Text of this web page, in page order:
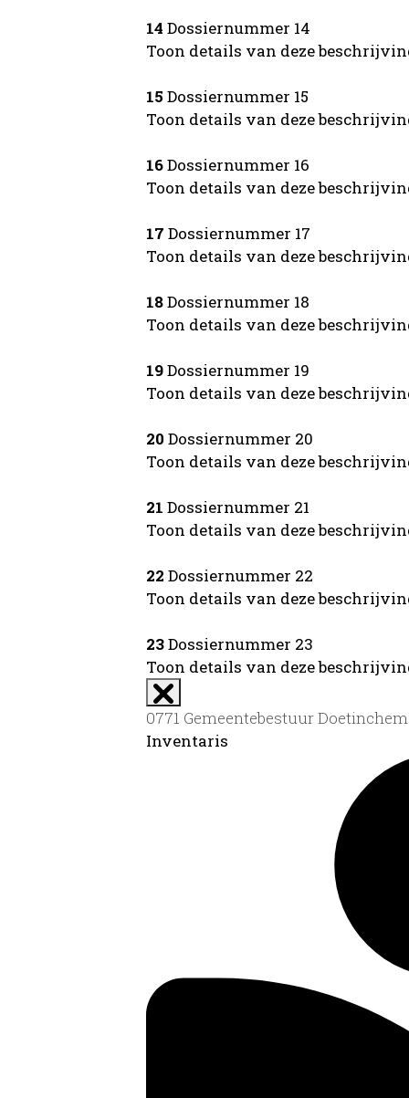
14 Dossiernummer 14
Toon details van deze
15 Dossiernummer 15
Toon details van deze
16Dossiernummer 16
Toon details van deze
17 Dossiernummer 17
Toon details van deze
18Dossiernummer 18
Toon details van deze
19Dossiernummer 19
Toon details van deze
20 Dossiernummer 20
Toon details van deze
21 Dossiernummer 21
Toon details van deze
22 Dossiernummer 22
Toon details van deze
23Dossiernummer 23
Toon details van deze
0771 Gemeentebestuur
Inventaris